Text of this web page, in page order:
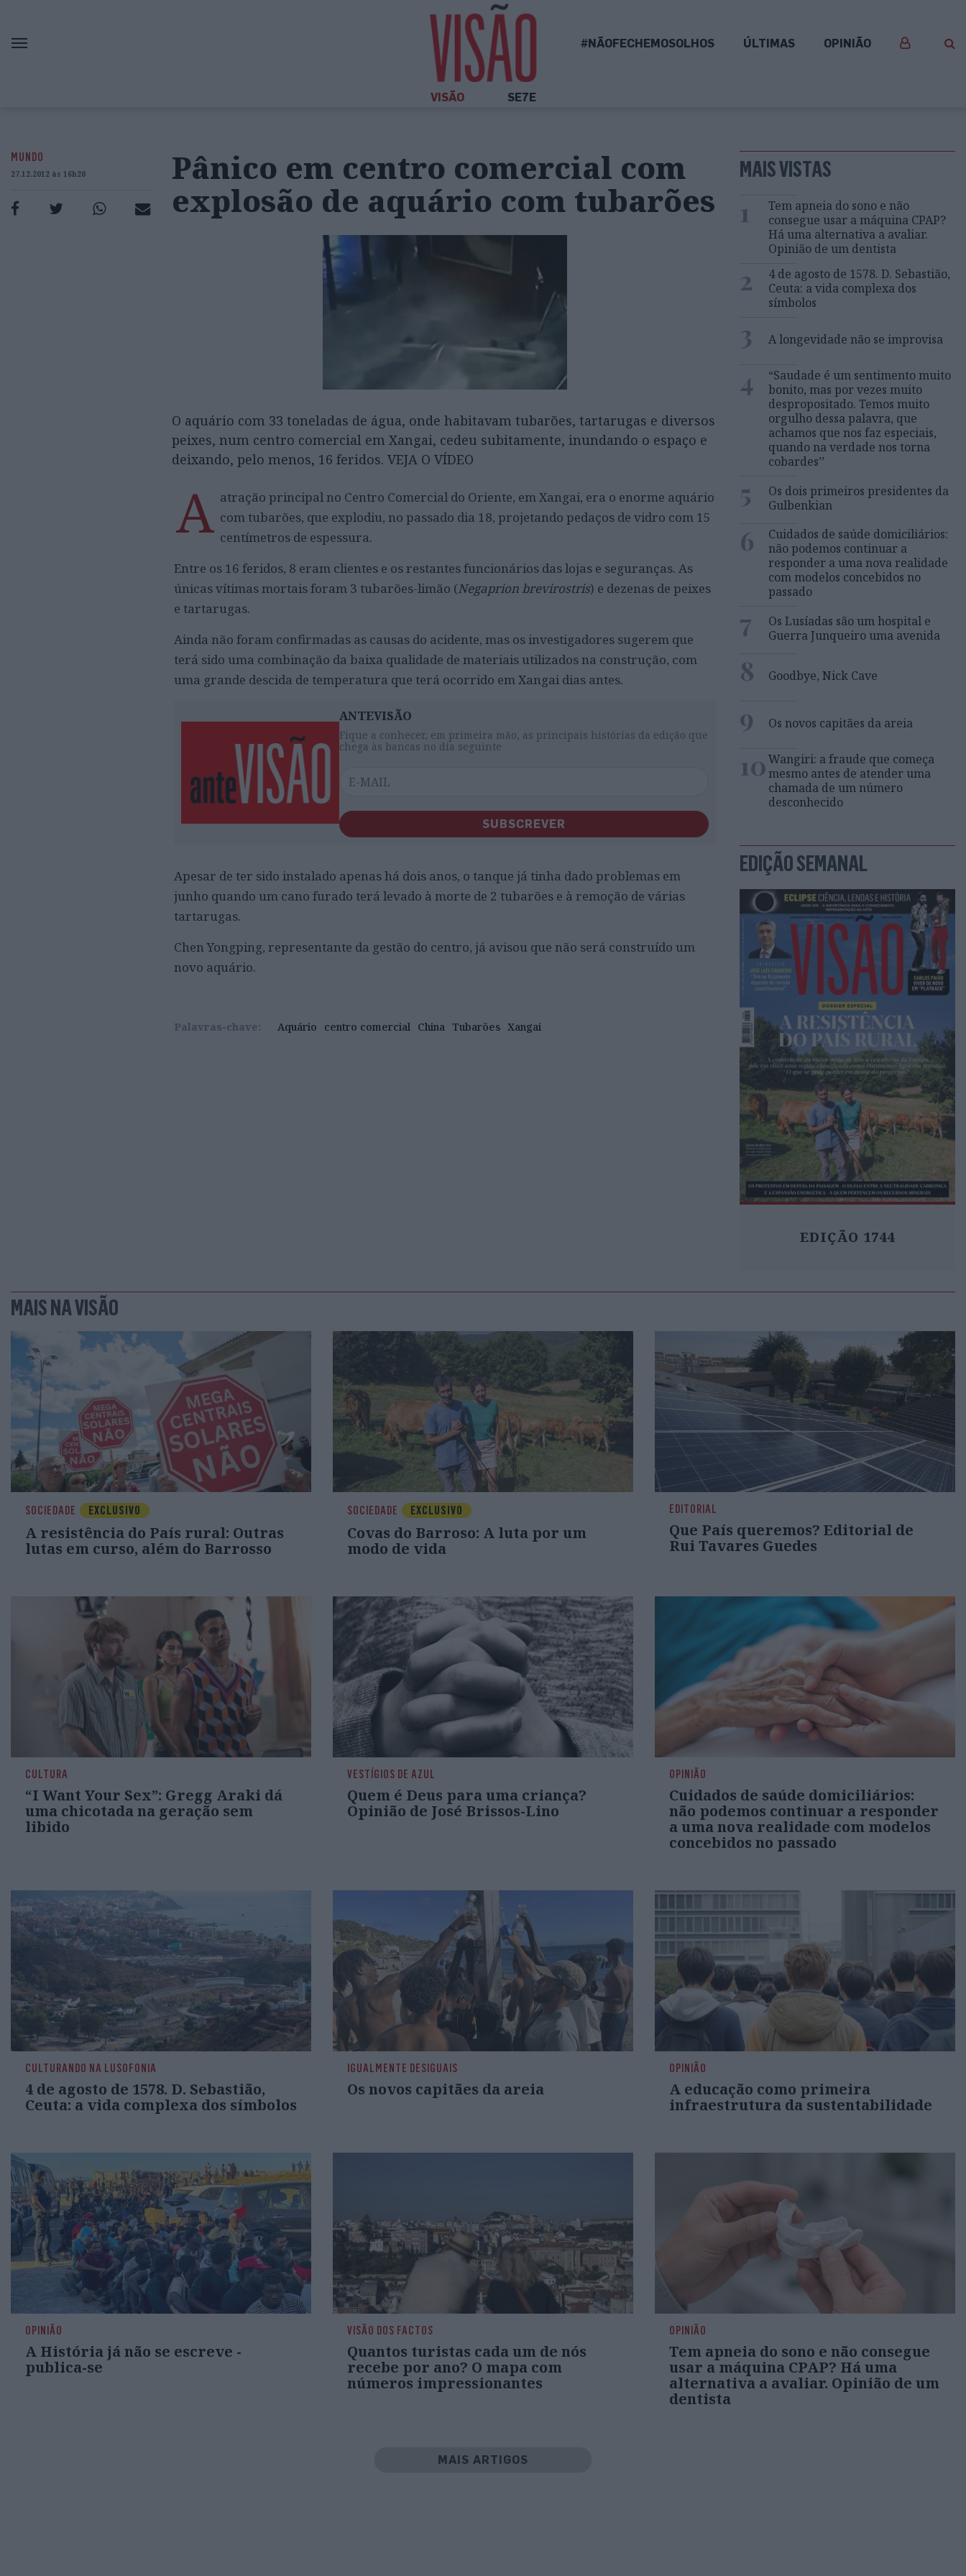
#NÃOFECHEMOSOLHOS ÚLTIMAS OPINIÃO
VISÃO SE7E
MUNDO
27.12.2012 às 16h20
Pânico em centro comercial com
explosão de aquário com tubarões
O aquário com 33 toneladas de água, onde habitavam tubarões, tartarugas e diversos
peixes, num centro comercial em Xangai, cedeu subitamente, inundando o espaço e
deixando, pelo menos, 16 feridos. VEJA O VÍDEO
A atração principal no Centro Comercial do Oriente, em Xangai, era o enorme aquário
com tubarões, que explodiu, no passado dia 18, projetando pedaços de vidro com 15
centímetros de espessura.
Entre os 16 feridos, 8 eram clientes e os restantes funcionários das lojas e seguranças. As
únicas vítimas mortais foram 3 tubarões-limão (Negaprion brevirostris) e dezenas de peixes
e tartarugas.
Ainda não foram confirmadas as causas do acidente, mas os investigadores sugerem que
terá sido uma combinação da baixa qualidade de materiais utilizados na construção, com
uma grande descida de temperatura que terá ocorrido em Xangai dias antes.
ANTEVISÃO
Fique a conhecer, em primeira mão, as principais histórias da edição que
chega às bancas no dia seguinte
SUBSCREVER
Apesar de ter sido instalado apenas há dois anos, o tanque já tinha dado problemas em
junho quando um cano furado terá levado à morte de 2 tubarões e à remoção de várias
tartarugas.
Chen Yongping, representante da gestão do centro, já avisou que não será construído um
novo aquário.
Palavras-chave: Aquário centro comercial China Tubarões Xangai
MAIS VISTAS
1
Tem apneia do sono e não
consegue usar a máquina CPAP?
Há uma alternativa a avaliar.
Opinião de um dentista
2
4 de agosto de 1578. D. Sebastião,
Ceuta: a vida complexa dos
símbolos
3 A longevidade não se improvisa
4
“Saudade é um sentimento muito
bonito, mas por vezes muito
despropositado. Temos muito
orgulho dessa palavra, que
achamos que nos faz especiais,
quando na verdade nos torna
cobardes’’
5
Os dois primeiros presidentes da
Gulbenkian
6
Cuidados de saúde domiciliários:
não podemos continuar a
responder a uma nova realidade
com modelos concebidos no
passado
7
Os Lusíadas são um hospital e
Guerra Junqueiro uma avenida
8 Goodbye, Nick Cave
9 Os novos capitães da areia
10Wangiri: a fraude que começa
mesmo antes de atender uma
chamada de um número
desconhecido
EDIÇÃO SEMANAL
EDIÇÃO 1744
MAIS NA VISÃO
SOCIEDADE EXCLUSIVO
A resistência do País rural: Outras
lutas em curso, além do Barrosso
SOCIEDADE EXCLUSIVO
Covas do Barroso: A luta por um
modo de vida
EDITORIAL
Que País queremos? Editorial de
Rui Tavares Guedes
CULTURA
“I Want Your Sex”: Gregg Araki dá
uma chicotada na geração sem
libido
VESTÍGIOS DE AZUL
Quem é Deus para uma criança?
Opinião de José Brissos-Lino
OPINIÃO
Cuidados de saúde domiciliários:
não podemos continuar a responder
a uma nova realidade com modelos
concebidos no passado
CULTURANDO NA LUSOFONIA
4 de agosto de 1578. D. Sebastião,
Ceuta: a vida complexa dos símbolos
IGUALMENTE DESIGUAIS
Os novos capitães da areia
OPINIÃO
A educação como primeira
infraestrutura da sustentabilidade
OPINIÃO
A História já não se escreve -
publica-se
VISÃO DOS FACTOS
Quantos turistas cada um de nós
recebe por ano? O mapa com
números impressionantes
OPINIÃO
Tem apneia do sono e não consegue
usar a máquina CPAP? Há uma
alternativa a avaliar. Opinião de um
dentista
MAIS ARTIGOS